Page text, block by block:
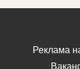
Реклама